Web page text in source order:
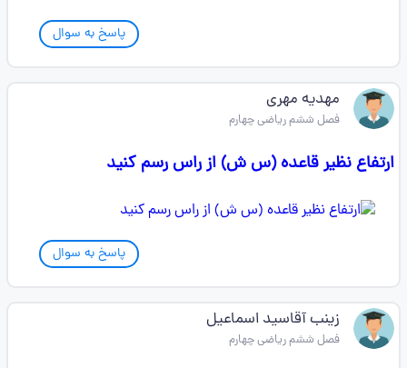
پاسخ به سوال
مهدیه مهری
فصل ششم ریاضی چهارم
ارتفاع نظیر قاعده (س ش) از راس رسم کنید
پاسخ به سوال
زینب آقاسید اسماعیل
فصل ششم ریاضی چهارم